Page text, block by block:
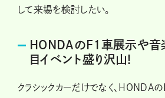
して来場を検討したい。
HONDAのF1車展示や音
目イベント盛り沢山!
クラシックカーだけでなく、HONDA